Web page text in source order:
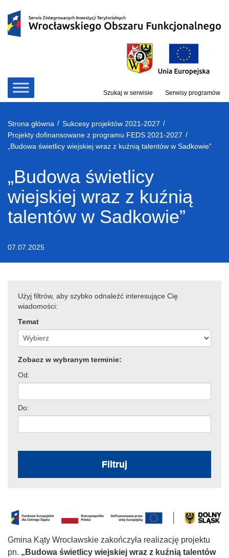
treści
Szukaj w serwisie Serwisy programów
Strona główna / Sukcesy projektów 2021-2027 /
Projekty dofinansowane z programu FEDS 2021-2027 /
„Budowa świetlicy wiejskiej wraz z kuźnią talentów w Sadkowie”
„Budowa świetlicy
wiejskiej wraz z kuźnią
talentów w Sadkowie”
07.07.2025
Użyj filtrów, aby szybko odnaleźć interesujące Cię
wiadomości:
Temat
Zobacz w wybranym terminie:
Od:
Do:
Filtruj
Gmina Kąty Wrocławskie zakończyła realizację projektu
pn. „Budowa świetlicy wiejskiej wraz z kuźnią talentów